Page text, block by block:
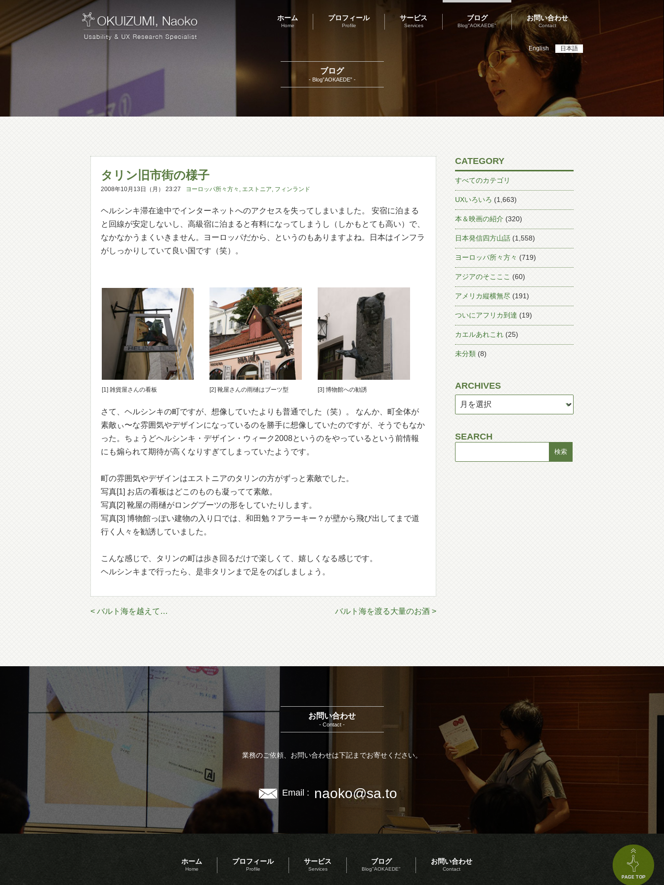
English 日本語
ホーム
Home
プロフィール
Profile
サービス
Services
ブログ
Blog"AOKAEDE"
お問い合わせ
Contact
ブログ
- Blog”AOKAEDE” -
タリン旧市街の様子
2008年10月13日（月） 23:27 ヨーロッパ所々方々 , エストニア, フィンランド
ヘルシンキ滞在途中でインターネットへのアクセスを失ってしまいました。 安宿に泊まる
と回線が安定しないし、高級宿に泊まると有料になってしまうし（しかもとても高い）で、
なかなかうまくいきません。ヨーロッパだから、というのもありますよね。日本はインフラ
がしっかりしていて良い国です（笑）。
[1] 雑貨屋さんの看板 [2] 靴屋さんの雨樋はブーツ型 [3] 博物館への勧誘
さて、ヘルシンキの町ですが、想像していたよりも普通でした（笑）。 なんか、町全体が
素敵ぃ〜な雰囲気やデザインになっているのを勝手に想像していたのですが、そうでもなか
った。ちょうどヘルシンキ・デザイン・ウィーク2008というのをやっているという前情報
にも煽られて期待が高くなりすぎてしまっていたようです。
町の雰囲気やデザインはエストニアのタリンの方がずっと素敵でした。
写真[1] お店の看板はどこのものも凝ってて素敵。
写真[2] 靴屋の雨樋がロングブーツの形をしていたりします。
写真[3] 博物館っぽい建物の入り口では、和田勉？アラーキー？が壁から飛び出してまで道
行く人々を勧誘していました。
こんな感じで、タリンの町は歩き回るだけで楽しくて、嬉しくなる感じです。
ヘルシンキまで行ったら、是非タリンまで足をのばしましょう。
< バルト海を越えて… バルト海を渡る大量のお酒 >
CATEGORY
すべてのカテゴリ
UXいろいろ (1,663)
本＆映画の紹介 (320)
日本発信四方山話 (1,558)
ヨーロッパ所々方々 (719)
アジアのそこここ (60)
アメリカ縦横無尽 (191)
ついにアフリカ到達 (19)
カエルあれこれ (25)
未分類 (8)
ARCHIVES
SEARCH
お問い合わせ
- Contact -
業務のご依頼、お問い合わせは下記までお寄せください。
Email : naoko@sa.to
ホーム
Home
プロフィール
Profile
サービス
Services
ブログ
Blog"AOKAEDE"
お問い合わせ
Contact